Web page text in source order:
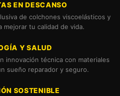
EN DESCANSO
de colchones viscoelásticos y
mejorar tu calidad de vida.
Y SALUD
innovación técnica con materiales
sueño reparador y seguro.
SOSTENIBLE